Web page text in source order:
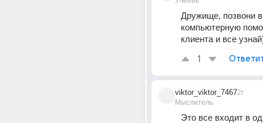
Дружище, позвони
компьютерную
клиента и все
1
viktor_viktor_7467
Мыслитель
2г
Это все входит в